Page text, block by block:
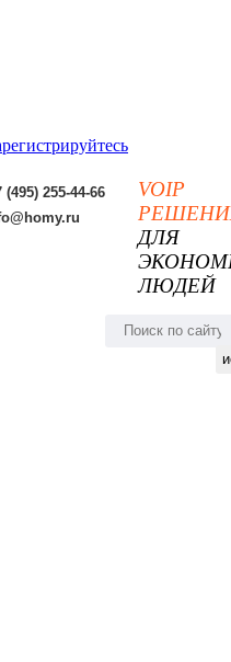
(495) 255-44-66
VOIP
ДЛЯ
ЛЮДЕЙ